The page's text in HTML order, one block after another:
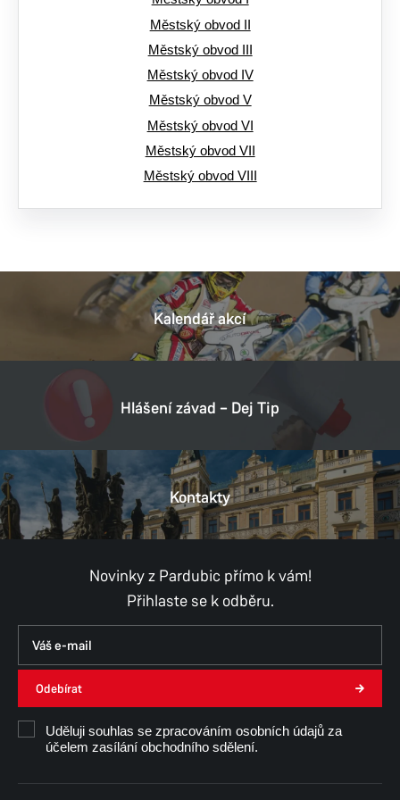
Městský obvod II
Městský obvod III
Městský obvod IV
Městský obvod V
Městský obvod VI
Městský obvod VII
Městský obvod VIII
Kalendář akcí
Hlášení závad – Dej Tip
Kontakty
Novinky z Pardubic přímo k vám!
Přihlaste se k odběru.
Odebírat
Uděluji souhlas se zpracováním osobních údajů za
účelem zasílání obchodního sdělení.